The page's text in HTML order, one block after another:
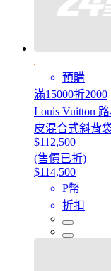
預購
滿15000折2000
Louis Vuitton
皮混合式斜背
$112,500
(售價已折)
$114,500
P幣
折扣